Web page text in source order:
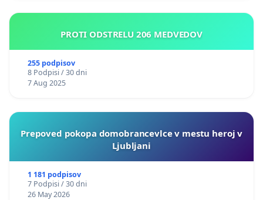
PROTI ODSTRELU 206 MEDVEDOV
255 podpisov
8 Podpisi / 30 dni
7 Aug 2025
Prepoved pokopa domobrancevlce v mestu heroj v
Ljubljani
1 181 podpisov
7 Podpisi / 30 dni
26 May 2026